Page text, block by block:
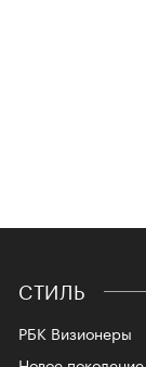
СТИЛЬ
РБК Визионеры